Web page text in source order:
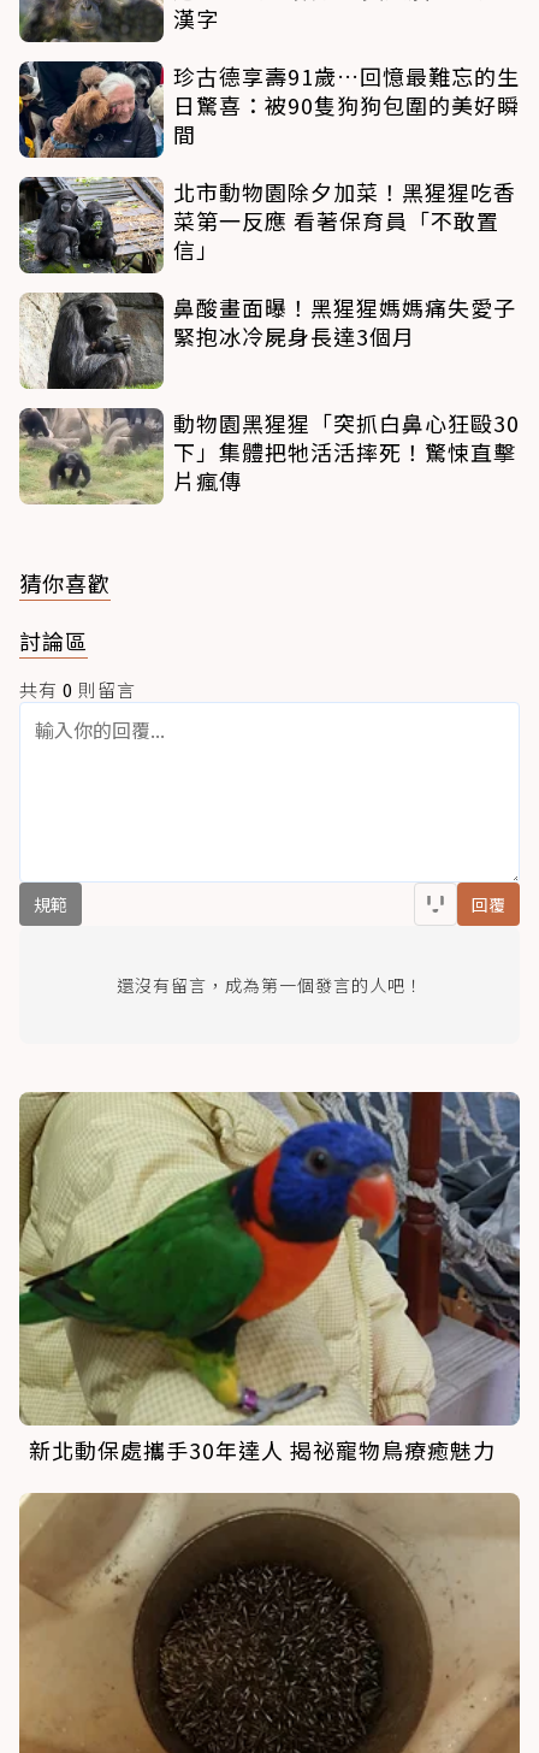
漢字
珍古德享壽91歲…回憶最難忘的生
日驚喜：被90隻狗狗包圍的美好瞬
間
北市動物園除夕加菜！黑猩猩吃香
菜第一反應 看著保育員「不敢置
信」
鼻酸畫面曝！黑猩猩媽媽痛失愛子
緊抱冰冷屍身長達3個月
動物園黑猩猩「突抓白鼻心狂毆30
下」集體把牠活活摔死！驚悚直擊
片瘋傳
猜你喜歡
討論區
共有 0 則留言
規範 回覆
還沒有留言，成為第一個發言的人吧！
新北動保處攜手30年達人 揭祕寵物鳥療癒魅力